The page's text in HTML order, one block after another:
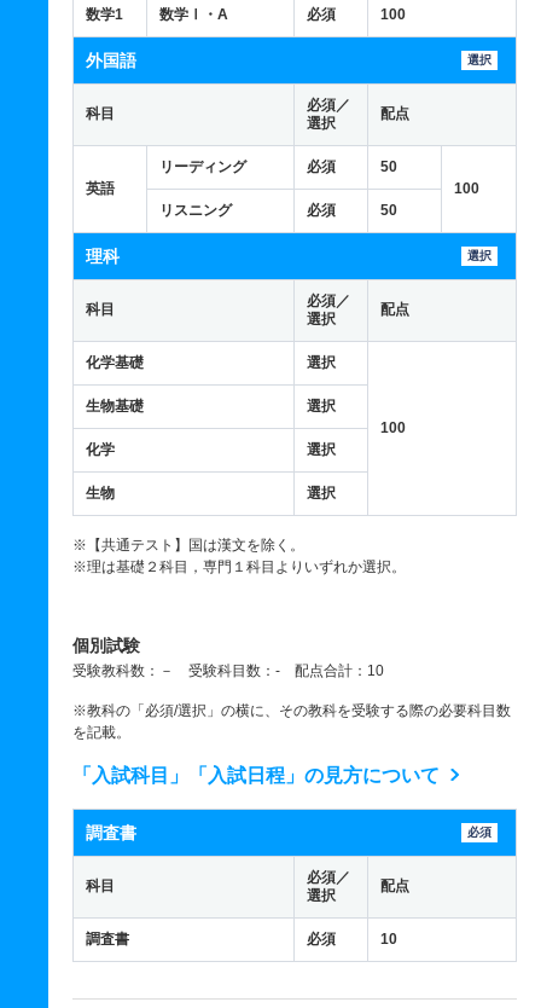
数学1 数学Ⅰ・A 必須 100
外国語 選択
科目
必須／
選択
配点
英語
リーディング 必須
50
100
リスニング
必須 50
理科 選択
科目
必須／
選択
配点
化学基礎 選択
100
生物基礎 選択
化学 選択
生物 選択
※【共通テスト】国は漢文を除く。
※理は基礎２科目，専門１科目よりいずれか選択。
個別試験
受験教科数：－ 受験科目数：- 配点合計：10
※教科の「必須/選択」の横に、その教科を受験する際の必要科目数
を記載。
「入試科目」「入試日程」の見方について
調査書 必須
科目
必須／
選択
配点
調査書 必須 10